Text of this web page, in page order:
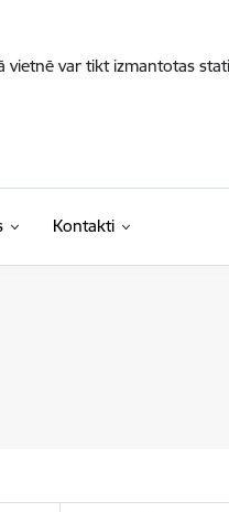
var tikt izmantotas
Kontakti